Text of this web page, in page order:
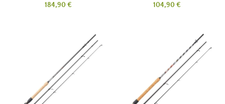
Precio
184,90 €
Precio
104,90 €